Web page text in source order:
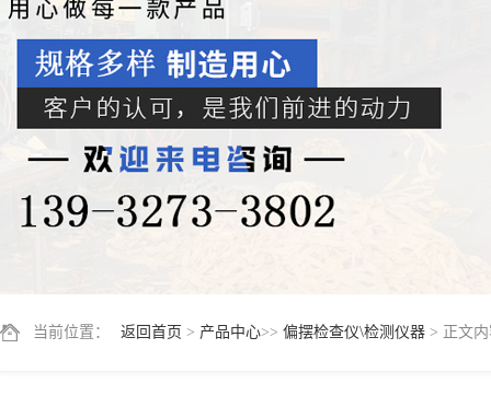
当前位置： 返回首页 > 产品中心>> 偏摆检查仪\检测仪器 > 正文